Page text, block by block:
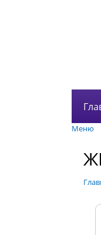
Меню